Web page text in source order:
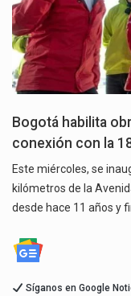
Bogotá habilita
conexión con la
Este miércoles, se
kilómetros de la
desde hace 11 años y
Síganos en Google